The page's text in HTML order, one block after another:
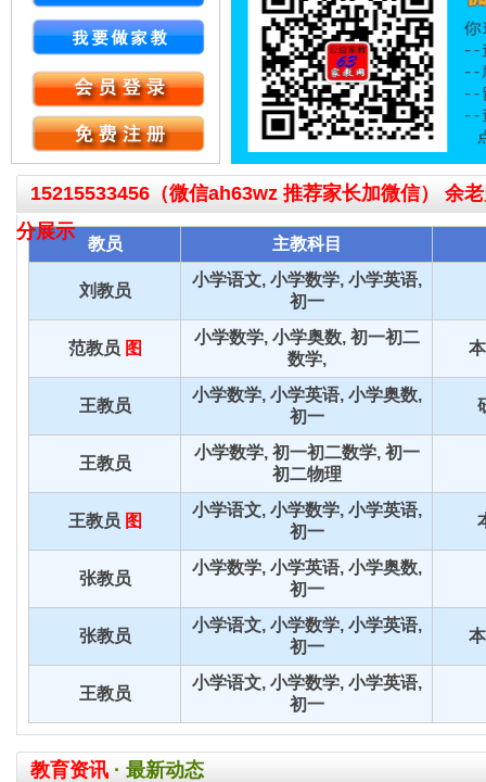
15215533456（微信ah63wz 推荐家长加微信） 余
分展示
教员 主教科目
刘教员
小学语文, 小学数学, 小学英语,
初一
范教员 图
小学数学, 小学奥数, 初一初二
数学,
王教员
小学数学, 小学英语, 小学奥数,
初一
王教员
小学数学, 初一初二数学, 初一
初二物理
王教员 图
小学语文, 小学数学, 小学英语,
初一
张教员
小学数学, 小学英语, 小学奥数,
初一
张教员
小学语文, 小学数学, 小学英语,
初一
王教员
小学语文, 小学数学, 小学英语,
初一
教育资讯 · 最新动态